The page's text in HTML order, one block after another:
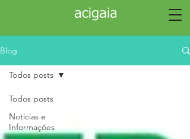
Blog
Todos posts
Noticias e
Informações
Todos posts